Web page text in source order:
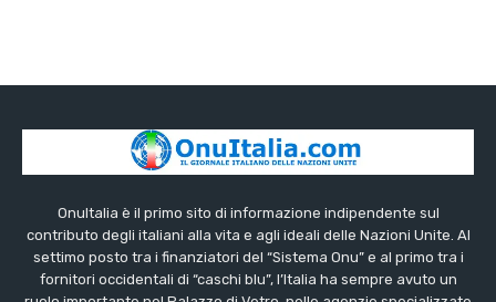
OnuItalia è il primo sito di informazione indipendente sul
contributo degli italiani alla vita e agli ideali delle Nazioni Unite. Al
settimo posto tra i finanziatori del “Sistema Onu” e al primo tra i
fornitori occidentali di “caschi blu”, l’Italia ha sempre avuto un